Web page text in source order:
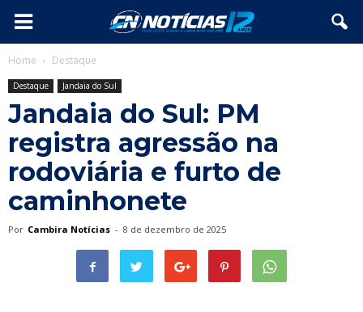
Home Destaque
Destaque Jandaia do Sul
Jandaia do Sul: PM
registra agressão na
rodoviária e furto de
caminhonete
Por Cambira Notícias - 8 de dezembro de 2025